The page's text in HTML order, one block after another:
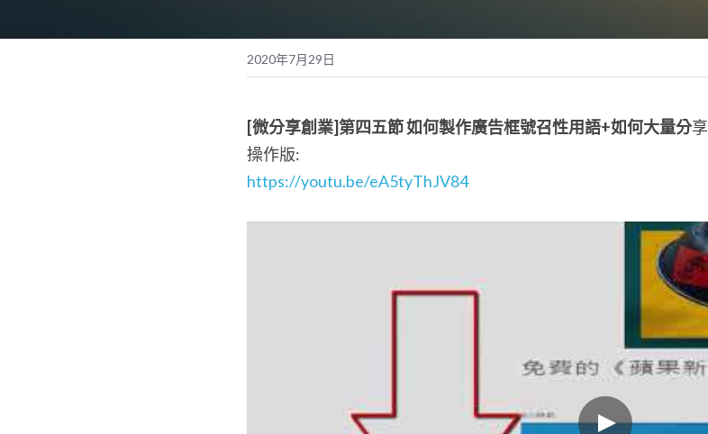
2020年7月29日
[微分享創業]第四五節如何製作廣告框號召性用語+如何大量分享
操作版:
https://youtu.be/eA5tyThJV84